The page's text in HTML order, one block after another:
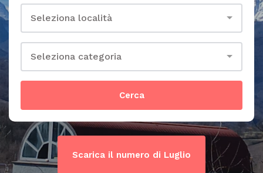
Seleziona località
Seleziona categoria
Cerca
Scarica il numero di Luglio